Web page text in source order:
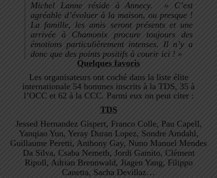
Michel Lanne réside à Annecy.
» C’est
agréable d’évoluer à la maison, ou presque !
La famille, les amis seront présents et une
arrivée à Chamonix procure toujours des
émotions particulièrement intenses. Il n’y a
donc que des points positifs à courir ici ! »
Quelques favoris
Les organisateurs ont coché dans la liste élite
internationale 54 hommes inscrits à la TDS, 35 à
l’OCC et 62 à la CCC. Parmi eux on peut citer :
TDS
Jessed Hernandez Gispert, Franco Colle, Pau Capell,
Yanqiao Yun, Yeray Duran Lopez, Sondre Amdahl,
Guillaume Peretti, Anthony Gay, Nuno Manuel Mendes
Da Silva, Csaba Nemeth, Jordi Gamito, Clément
Ripoll, Adrian Brennwald, Jiagen Yang, Filippo
Canetta, Sacha Devillaz…